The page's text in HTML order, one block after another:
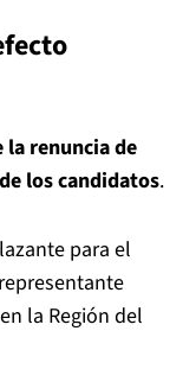
la renuncia de
los candidatos.
para el
la Región del